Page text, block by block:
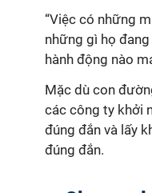
“Việc có những
những gì họ
hành động nào
Mặc dù con
các công ty khởi
đúng đắn và lấy
đúng đắn.